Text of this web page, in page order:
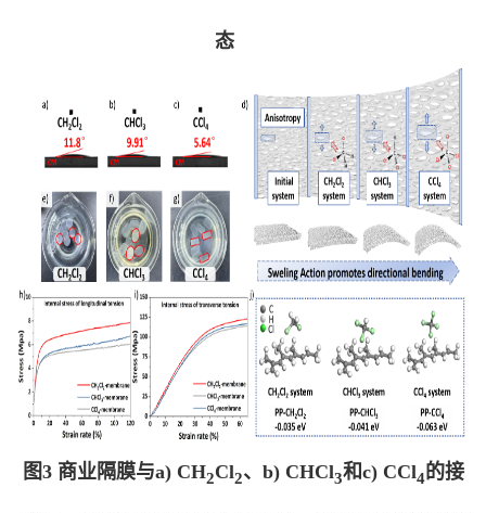
态
图3 商业隔膜与a) CH2Cl2、b) CHCl3和c) CCl4 的接